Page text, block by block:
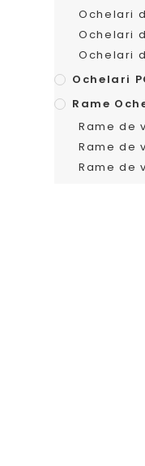
Ochelari
Ochelari
Ochelari
Ochelari
Rame
Rame de
Rame de
Rame de